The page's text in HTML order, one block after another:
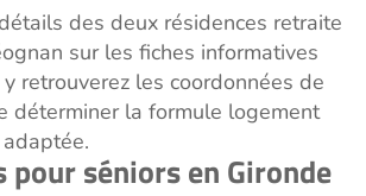
des deux résidences retraite
sur les fiches informatives
retrouverez les coordonnées de
déterminer la formule logement
pour séniors en Gironde